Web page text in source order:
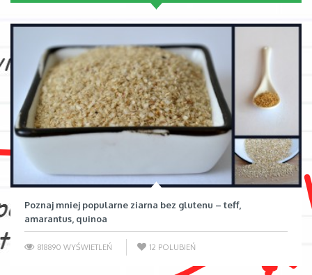
Poznaj mniej popularne ziarna bez glutenu – teff,
amarantus, quinoa
818890 WYŚWIETLEŃ 12 POLUBIEŃ